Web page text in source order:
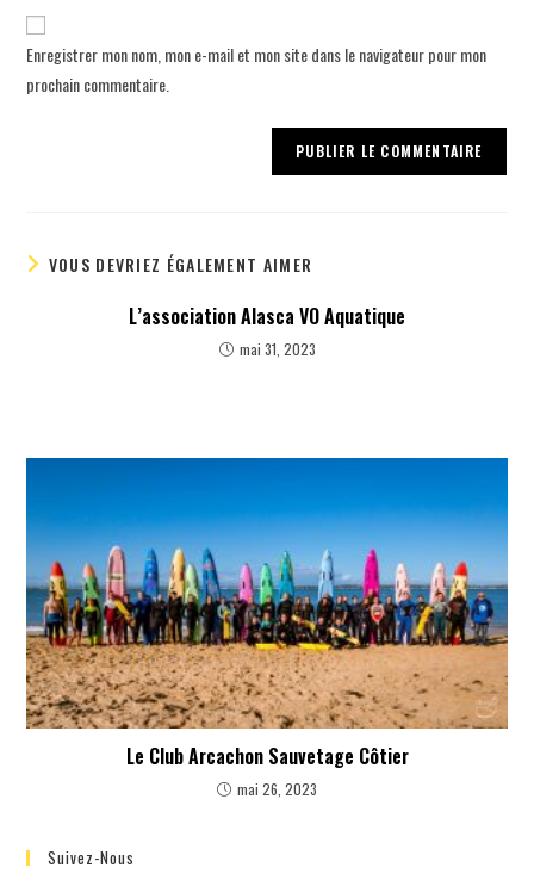
Enregistrer mon nom, mon e-mail et mon site dans le navigateur pour mon
prochain commentaire.
VOUS DEVRIEZ ÉGALEMENT AIMER
L’association Alasca VO Aquatique
mai 31, 2023
Le Club Arcachon Sauvetage Côtier
mai 26, 2023
Suivez-Nous